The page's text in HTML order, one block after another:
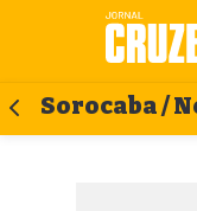
Sorocaba /